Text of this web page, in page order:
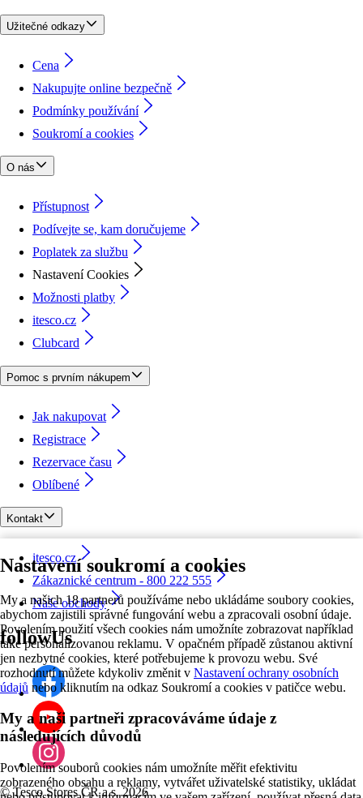
Nastavení soukromí a cookies
My a našich 18 partnerů používáme nebo ukládáme soubory cookies,
abychom zajistili správné fungování webu a zpracovali osobní údaje.
Povolením použití všech cookies nám umožníte zobrazovat například
také personalizovanou reklamu. V opačném případě zůstanou aktivní
jen nezbytné cookies, které potřebujeme k provozu webu. Své
rozhodnutí můžete kdykoliv změnit v Nastavení ochrany osobních
údajů nebo kliknutím na odkaz Soukromí a cookies v patičce webu.
My a naši partneři zpracováváme údaje z
následujících důvodů
Povolením souborů cookies nám umožníte měřit efektivitu
zobrazeného obsahu a reklamy, vytvářet uživatelské statistiky, ukládat
Užitečné odkazy
Cena
Nakupujte online bezpečně
Podmínky používání
Soukromí a cookies
O nás
Přístupnost
Podívejte se, kam doručujeme
Poplatek za službu
Nastavení Cookies
Možnosti platby
itesco.cz
Clubcard
Pomoc s prvním nákupem
Jak nakupovat
Registrace
Rezervace času
Oblíbené
Kontakt
itesco.cz
Zákaznické centrum - 800 222 555
Naše obchody
followUs
©Tesco Stores ČR a.s. 2026